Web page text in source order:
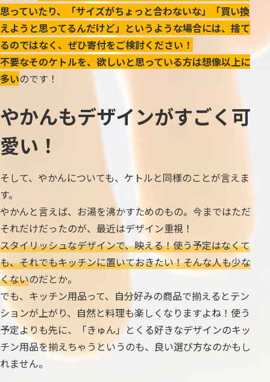
思っていたり、「サイズがちょっと合わないな」「買い換
えようと思ってるんだけど」というような場合には、捨て
るのではなく、ぜひ寄付をご検討ください！
不要なそのケトルを、欲しいと思っている方は想像以上に
多いのです！
やかんもデザインがすごく可
愛い！
そして、やかんについても、ケトルと同様のことが言えま
す。
やかんと言えば、お湯を沸かすためのもの。今まではただ
それだけだったのが、最近はデザイン重視！
スタイリッシュなデザインで、映える！使う予定はなくて
も、それでもキッチンに置いておきたい！そんな人も少な
くないのだとか。
でも、キッチン用品って、自分好みの商品で揃えるとテン
ションが上がり、自然と料理も楽しくなりますよね！使う
予定よりも先に、「きゅん」とくる好きなデザインのキッ
チン用品を揃えちゃうというのも、良い選び方なのかもし
れません。